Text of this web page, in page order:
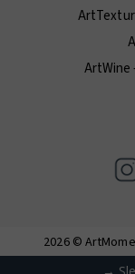
ArtWine
2026 ©